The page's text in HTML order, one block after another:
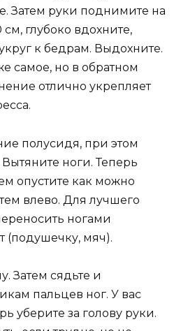
Затем руки поднимите на
глубоко вдохните,
к бедрам. Выдохните.
самое, но в обратном
отлично укрепляет
полусидя, при этом
ноги. Теперь
опустите как можно
влево. Для лучшего
ногами
(подушечку, мяч).
Затем сядьте и
пальцев ног. У вас
уберите за голову руки.